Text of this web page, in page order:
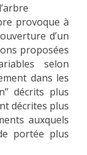
provoque à
d’un
proposées
selon
dans les
décrits plus
décrites plus
auxquels
portée plus